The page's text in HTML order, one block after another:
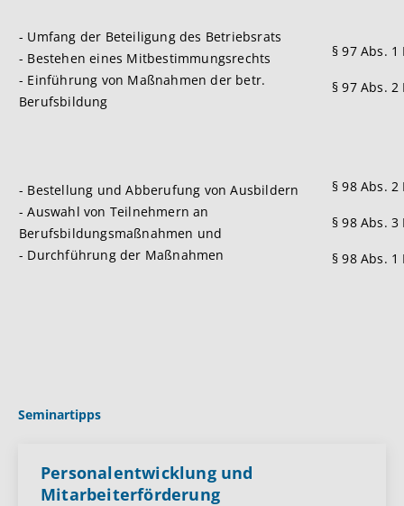
- Umfang der Beteiligung des Betriebsrats
- Bestehen eines Mitbestimmungsrechts
- Einführung von Maßnahmen der betr.
Berufsbildung
§ 97 Abs. 1
§ 97 Abs.
- Bestellung und Abberufung von Ausbildern
- Auswahl von Teilnehmern an
Berufsbildungsmaßnahmen und
- Durchführung der Maßnahmen
§ 98 Abs. 2
§ 98 Abs. 3
§ 98 Abs. 1
Seminartipps
Personalentwicklung und
Mitarbeiterförderung